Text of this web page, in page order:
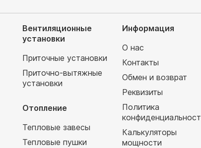
Вентиляционные
установки
Приточные установки
Приточно-вытяжные
установки
Отопление
Тепловые завесы
Тепловые пушки
Информация
О нас
Контакты
Обмен и возврат
Реквизиты
Политика
Калькуляторы
мощности